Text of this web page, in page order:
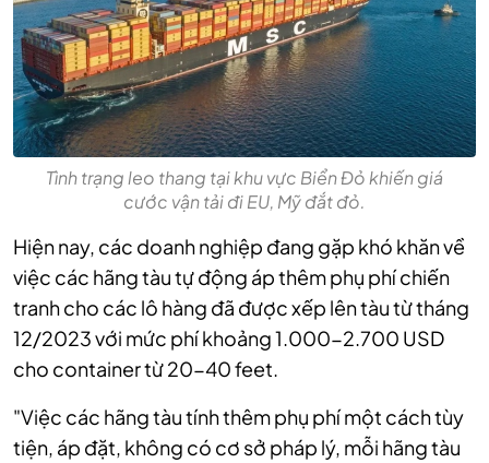
Tình trạng leo thang tại khu vực Biển Đỏ khiến giá
cước vận tải đi EU, Mỹ đắt đỏ.
Hiện nay, các doanh nghiệp đang gặp khó khăn về
việc các hãng tàu tự động áp thêm phụ phí chiến
tranh cho các lô hàng đã được xếp lên tàu từ tháng
12/2023 với mức phí khoảng 1.000-2.700 USD
cho container từ 20-40 feet.
"Việc các hãng tàu tính thêm phụ phí một cách tùy
tiện, áp đặt, không có cơ sở pháp lý, mỗi hãng tàu